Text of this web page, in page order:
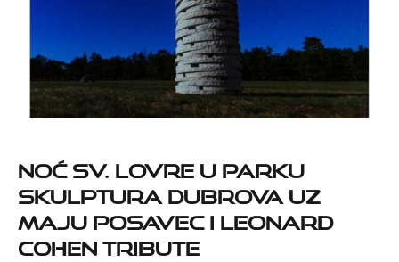
Noć sv. Lovre u Parku
skulptura Dubrova uz
Maju Posavec i Leonard
Cohen tribute